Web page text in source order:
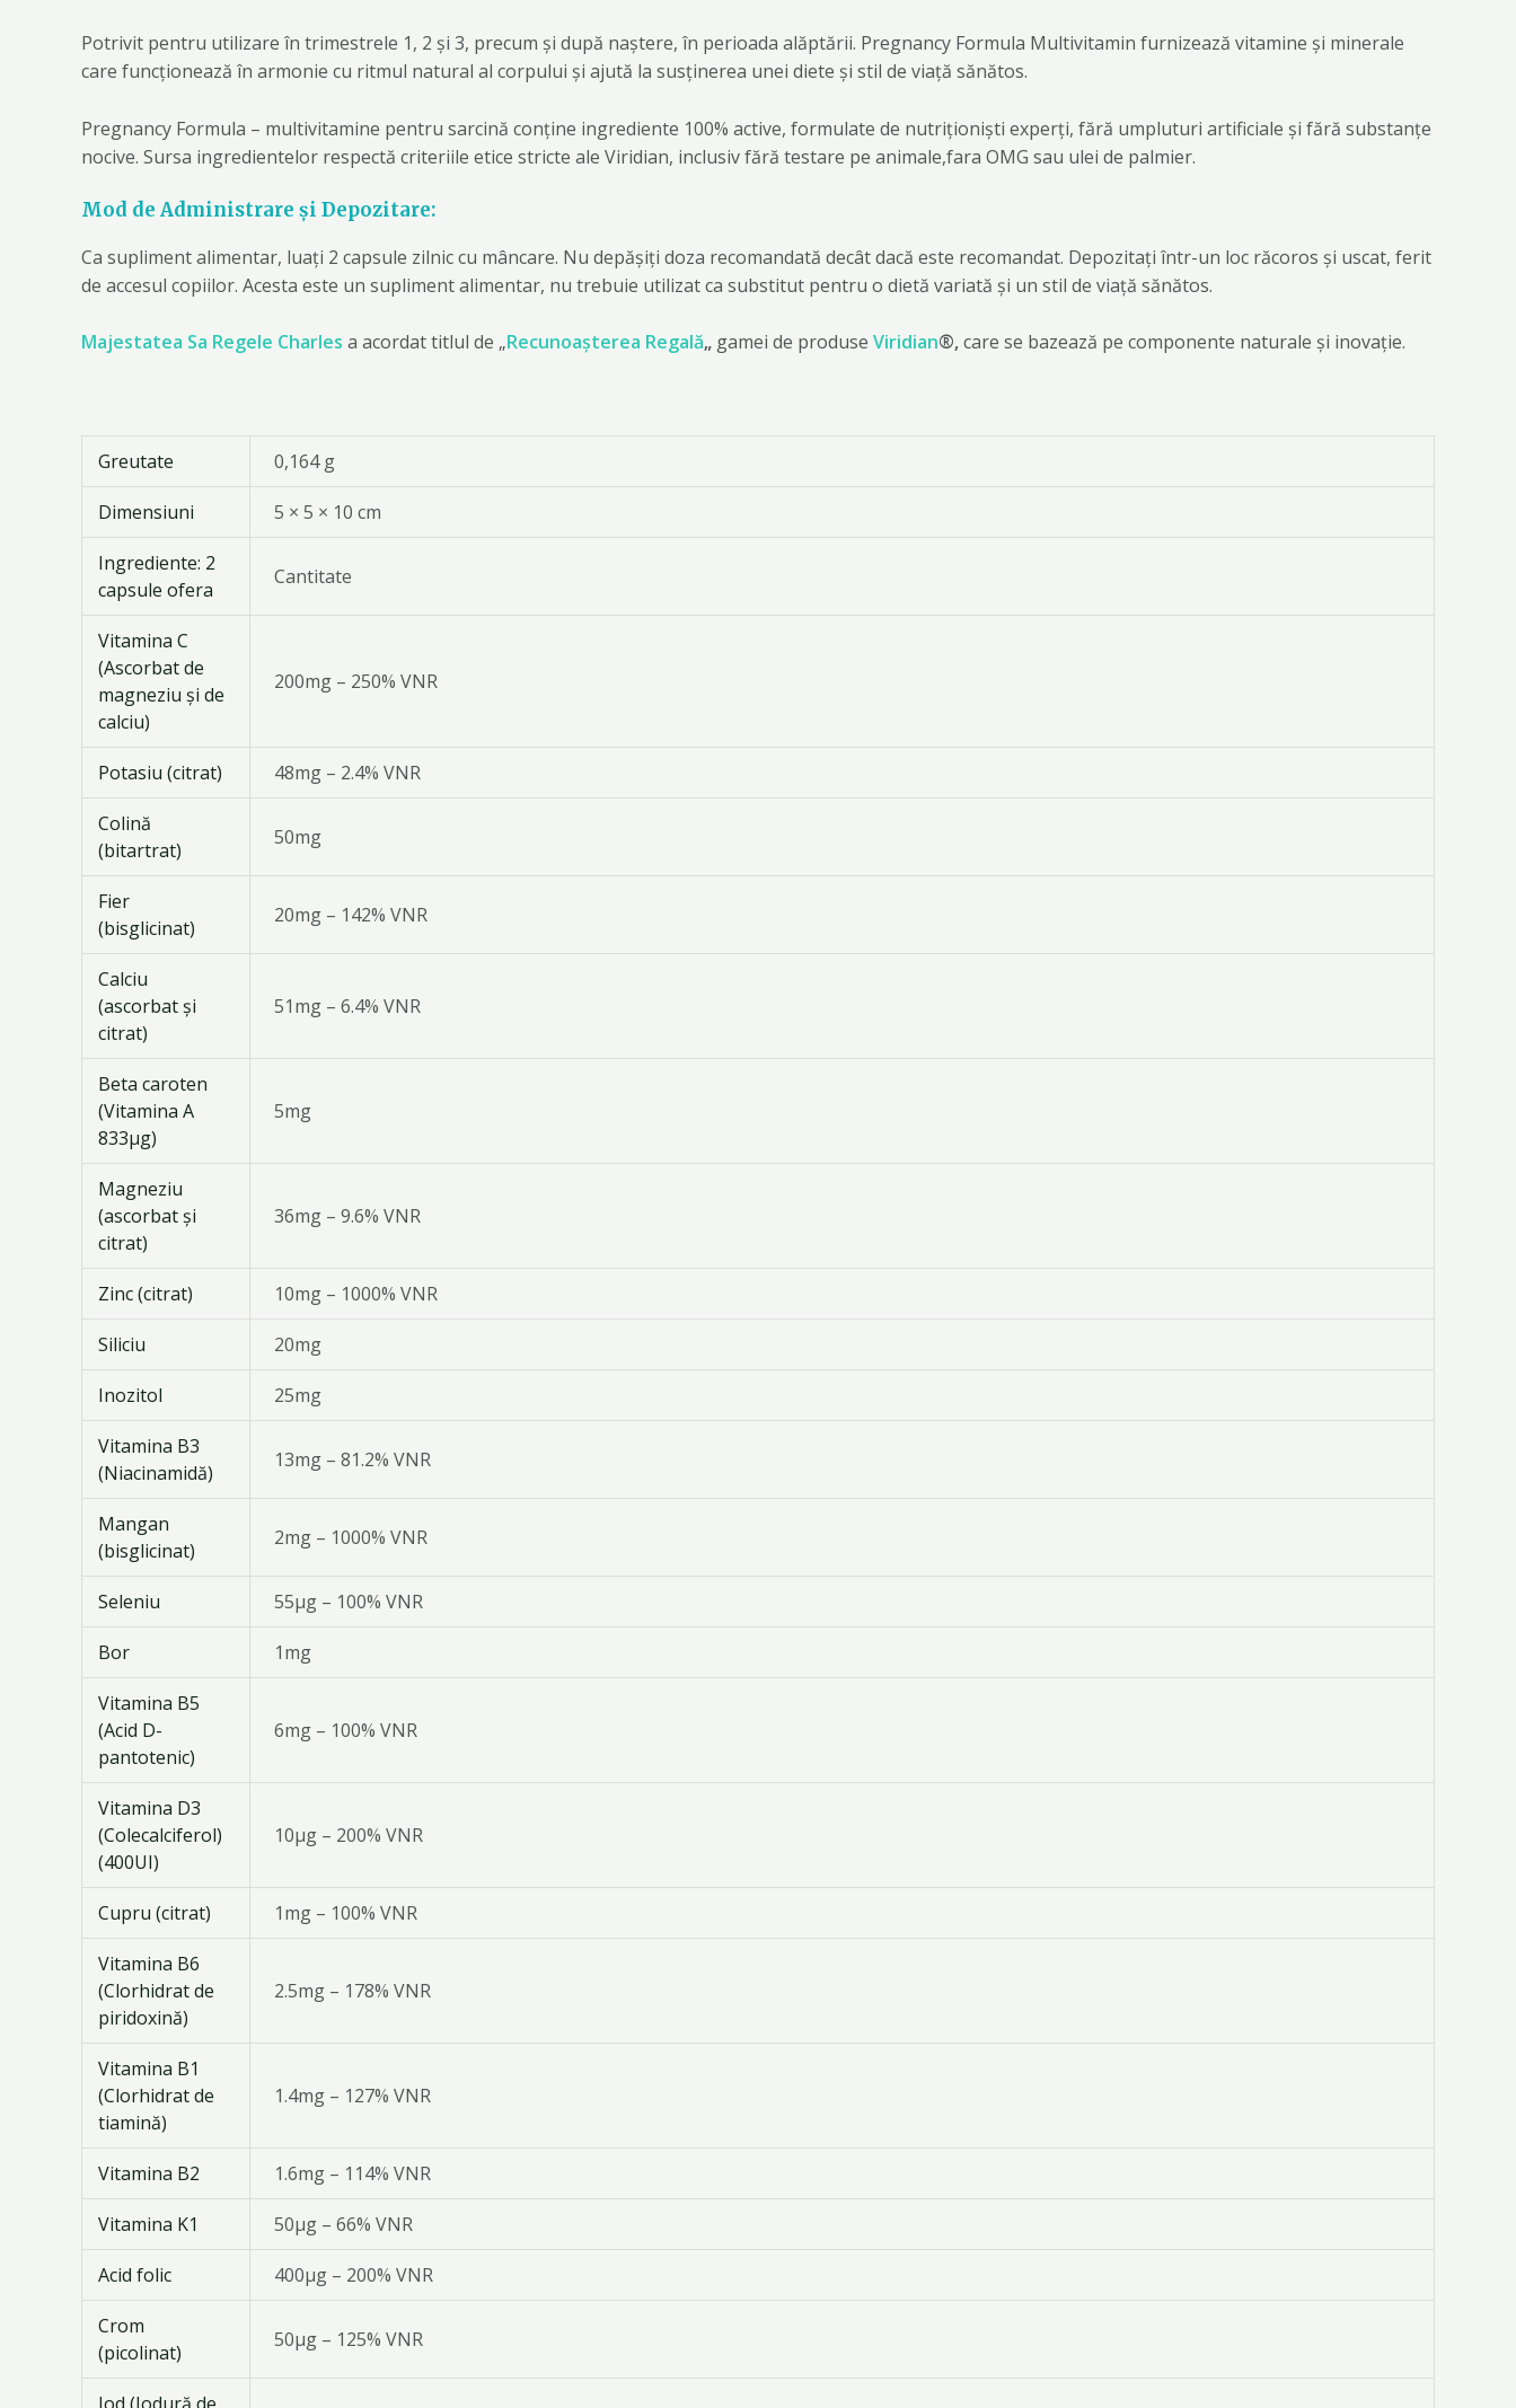
Potrivit pentru utilizare în trimestrele 1, 2 și 3, precum și după naștere, în perioada alăptării. Pregnancy Formula Multivitamin furnizează vitamine și minerale
care funcționează în armonie cu ritmul natural al corpului și ajută la susținerea unei diete și stil de viață sănătos.
Pregnancy Formula – multivitamine pentru sarcină conține ingrediente 100% active, formulate de nutriționiști experți, fără umpluturi artificiale și fără substanțe
nocive. Sursa ingredientelor respectă criteriile etice stricte ale Viridian, inclusiv fără testare pe animale,fara OMG sau ulei de palmier.
Mod de Administrare și Depozitare:
Ca supliment alimentar, luați 2 capsule zilnic cu mâncare. Nu depășiți doza recomandată decât dacă este recomandat. Depozitați într-un loc răcoros și uscat, ferit
de accesul copiilor. Acesta este un supliment alimentar, nu trebuie utilizat ca substitut pentru o dietă variată și un stil de viață sănătos.
Majestatea Sa Regele Charles a acordat titlul de „Recunoașterea Regală„ gamei de produse Viridian®,care se bazează pe componente naturale și inovație.
Greutate 0,164 g
Dimensiuni 5 × 5 × 10 cm
Ingrediente: 2
capsule ofera
Cantitate
Vitamina C
(Ascorbat de
magneziu și de
calciu)
200mg – 250% VNR
Potasiu (citrat) 48mg – 2.4% VNR
Colină
(bitartrat)
50mg
Fier
(bisglicinat)
20mg – 142% VNR
Calciu
(ascorbat și
citrat)
51mg – 6.4% VNR
Beta caroten
(Vitamina A
833μg)
5mg
Magneziu
(ascorbat și
citrat)
36mg – 9.6% VNR
Zinc (citrat) 10mg – 1000% VNR
Siliciu 20mg
Inozitol 25mg
Vitamina B3
(Niacinamidă)
13mg – 81.2% VNR
Mangan
(bisglicinat)
2mg – 1000% VNR
Seleniu 55μg – 100% VNR
Bor 1mg
Vitamina B5
(Acid D-
pantotenic)
6mg – 100% VNR
Vitamina D3
(Colecalciferol)
(400UI)
10μg – 200% VNR
Cupru (citrat) 1mg – 100% VNR
Vitamina B6
(Clorhidrat de
piridoxină)
2.5mg – 178% VNR
Vitamina B1
(Clorhidrat de
tiamină)
1.4mg – 127% VNR
Vitamina B2 1.6mg – 114% VNR
Vitamina K1 50μg – 66% VNR
Acid folic 400μg – 200% VNR
Crom
(picolinat)
50μg – 125% VNR